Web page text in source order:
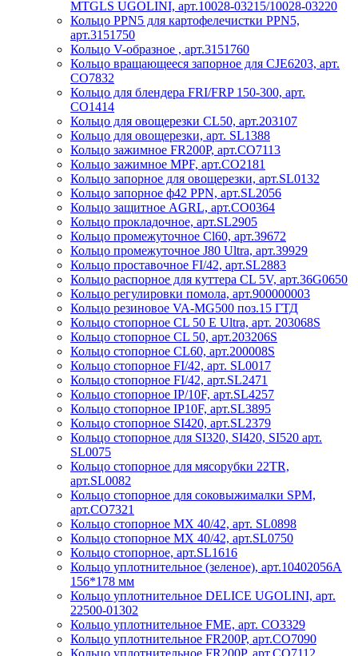
MTGLS UGOLINI, арт.10028-03215/10028-03220
Кольцо PPN5 для картофелечистки PPN5,
арт.3151750
Кольцо V-образное , арт.3151760
Кольцо вращающееся запорное для CJE6203, арт.
CO7832
Кольцо для блендера FRI/FRP 150-300, арт.
CO1414
Кольцо для овощерезки CL50, арт.203107
Кольцо для овощерезки, арт. SL1388
Кольцо зажимное FR200P, арт.CO7113
Кольцо зажимное MPF, арт.CO2181
Кольцо запорное для овощерезки, арт.SL0132
Кольцо запорное ф42 PPN, арт.SL2056
Кольцо защитное AGRL, арт.CO0364
Кольцо прокладочное, арт.SL2905
Кольцо промежуточное Cl60, арт.39672
Кольцо промежуточное J80 Ultra, арт.39929
Кольцо проставочное FI/42, арт.SL2883
Кольцо распорное для куттера CL 5V, арт.36G0650
Кольцо регулировки помола, арт.900000003
Кольцо резиновое VA-MG500 поз.15 ГТД
Кольцо стопорное CL 50 E Ultra, арт. 203068S
Кольцо стопорное CL 50, арт.203206S
Кольцо стопорное CL60, арт.200008S
Кольцо стопорное FI/42, арт. SL0017
Кольцо стопорное FI/42, арт.SL2471
Кольцо стопорное IP/10F, арт.SL4257
Кольцо стопорное IP10F, арт.SL3895
Кольцо стопорное SI420, арт.SL2379
Кольцо стопорное для SI320, SI420, SI520 арт.
SL0075
Кольцо стопорное для мясорубки 22TR,
арт.SL0082
Кольцо стопорное для соковыжималки SPM,
арт.CO7321
Кольцо стопорное МХ 40/42, арт. SL0898
Кольцо стопорное МХ 40/42, арт.SL0750
Кольцо стопорное, арт.SL1616
Кольцо уплотнительное (зеленое), арт.10402056A
156*178 мм
Кольцо уплотнительное DELICE UGOLINI, арт.
22500-01302
Кольцо уплотнительное FME, арт. CO3329
Кольцо уплотнительное FR200P, арт.CO7090
Кольцо уплотнительное FR200P, арт.CO7112